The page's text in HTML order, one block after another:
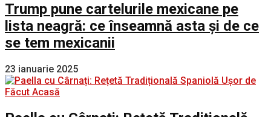
Trump pune cartelurile mexicane pe
lista neagră: ce înseamnă asta și de ce
se tem mexicanii
23 ianuarie 2025